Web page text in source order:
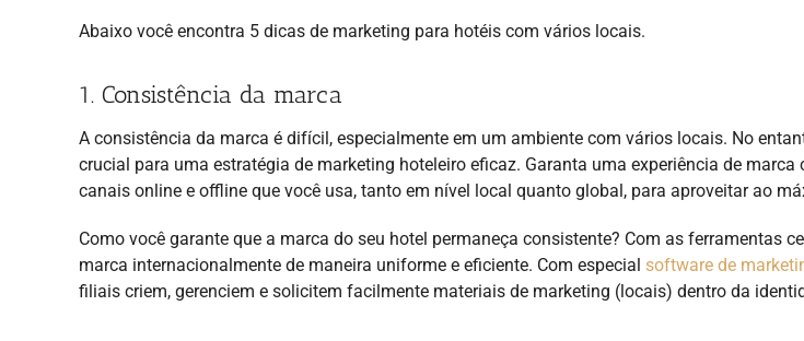
Abaixo você encontra 5 dicas de marketing para hotéis com vários locais.
1. Consistência da marca
A consistência da marca é difícil, especialmente em um ambiente com vários locais. No
crucial para uma estratégia de marketing hoteleiro eficaz. Garanta uma experiência de marca
canais online e offline que você usa, tanto em nível local quanto global, para aproveitar ao
Como você garante que a marca do seu hotel permaneça consistente? Com as ferramentas
marca internacionalmente de maneira uniforme e eficiente. Com especial software de
filiais criem, gerenciem e solicitem facilmente materiais de marketing (locais) dentro da